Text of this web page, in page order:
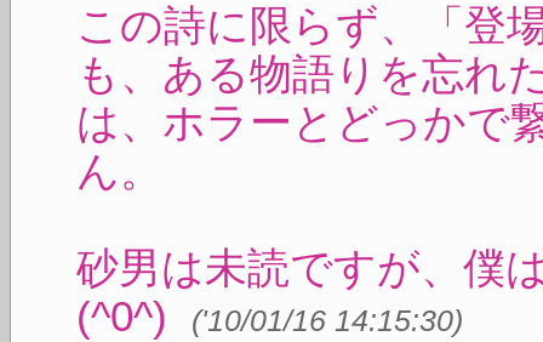
この詩に限らず、「登
も、ある物語りを忘れ
は、ホラーとどっかで
ん。
砂男は未読ですが、僕
(^0^)
('10/01/16 14:15:30)